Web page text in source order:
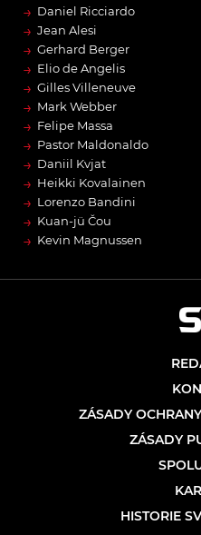
→ Daniel Ricciardo
→ Jean Alesi
→ Gerhard Berger
→ Elio de Angelis
→ Gilles Villeneuve
→ Mark Webber
→ Felipe Massa
→ Pastor Maldonaldo
→ Daniil Kvjat
→ Heikki Kovalainen
→ Lorenzo Bandini
→ Kuan-jü Čou
→ Kevin Magnussen
ZÁSADY
ZÁSADY
HISTORIE